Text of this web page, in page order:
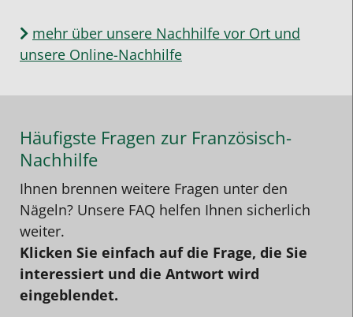
mehr über unsere Nachhilfe vor Ort und
unsere Online-Nachhilfe
Häufigste Fragen zur Französisch-
Nachhilfe
Ihnen brennen weitere Fragen unter den
Nägeln? Unsere FAQ helfen Ihnen sicherlich
weiter.
Klicken Sie einfach auf die Frage, die Sie
interessiert und die Antwort wird
eingeblendet.